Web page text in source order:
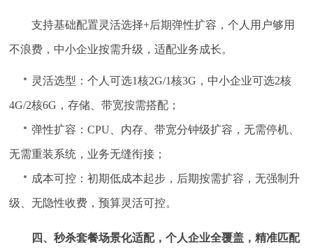
支持基础配置灵活选择+后期弹性扩容，个人用户够用
不浪费，中小企业按需升级，适配业务成长。
灵活选型：个人可选1核2G/1核3G，中小企业可选2核
4G/2核6G，存储、带宽按需搭配；
弹性扩容：CPU、内存、带宽分钟级扩容，无需停机、
无需重装系统，业务无缝衔接；
成本可控：初期低成本起步，后期按需扩容，无强制升
级、无隐性收费，预算灵活可控。
四、秒杀套餐场景化适配，个人企业全覆盖，精准匹配